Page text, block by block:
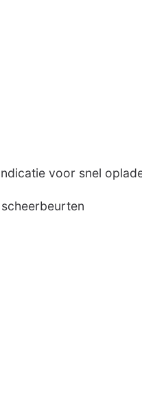
voor snel